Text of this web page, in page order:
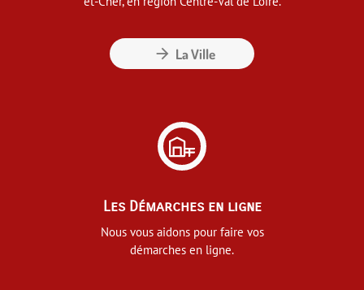
Les Démarches en ligne
Nous vous aidons pour faire vos
démarches en ligne.
arrow_forward La Ville